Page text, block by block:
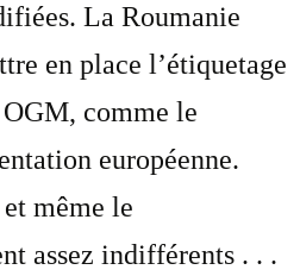
La Roumanie
en place l’étiquetage
comme le
européenne.
même le
assez indifférents . . .